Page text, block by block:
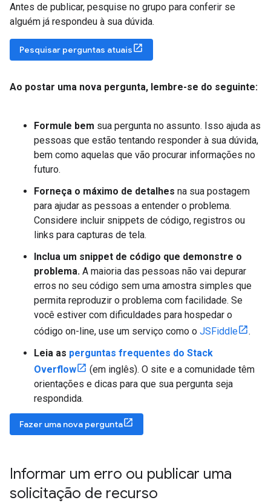
Antes de publicar, pesquise no grupo para conferir se
alguém já respondeu à sua dúvida.
Pesquisar perguntas atuais
Ao postar uma nova pergunta, lembre-se do seguinte:
Formule bem sua pergunta no assunto. Isso ajuda as
pessoas que estão tentando responder à sua dúvida,
bem como aquelas que vão procurar informações no
futuro.
Forneça o máximo de detalhes na sua postagem
para ajudar as pessoas a entender o problema.
Considere incluir snippets de código, registros ou
links para capturas de tela.
Inclua um snippet de código que demonstre o
problema. A maioria das pessoas não vai depurar
erros no seu código sem uma amostra simples que
permita reproduzir o problema com facilidade. Se
você estiver com dificuldades para hospedar o
código on-line, use um serviço como o JSFiddle
.
Leia as perguntas frequentes do Stack
Overflow
(em inglês). O site e a comunidade têm
orientações e dicas para que sua pergunta seja
respondida.
Fazer uma nova pergunta
Informar um erro ou publicar uma
solicitação de recurso